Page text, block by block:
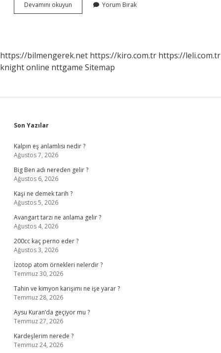
Devamını okuyun
Çok
Yorum Bırak
https://bilmengerek.net https://kiro.com.tr https://leli.com.tr
knight online nttgame Sitemap
Sidebar
Son Yazılar
Kalpın eş anlamlısı nedir ?
Ağustos 7, 2026
Big Ben adı nereden gelir ?
Ağustos 6, 2026
Kaşi ne demek tarih ?
Ağustos 5, 2026
Avangart tarzı ne anlama gelir ?
Ağustos 4, 2026
200cc kaç perno eder ?
Ağustos 3, 2026
İzotop atom örnekleri nelerdir ?
Temmuz 30, 2026
Tahin ve kimyon karışımı ne işe yarar ?
Temmuz 28, 2026
Aysu Kuran’da geçiyor mu ?
Temmuz 27, 2026
Kardeşlerim nerede ?
Temmuz 24, 2026